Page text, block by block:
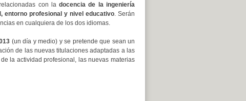
con ladocencia de la ingeniería
entorno profesional y nivel educativo. Serán
en cualquiera de los dos idiomas.
(un día y medio) y se pretende que sean un
de las nuevas titulaciones adaptadas a las
la actividad profesional, las nuevas materias